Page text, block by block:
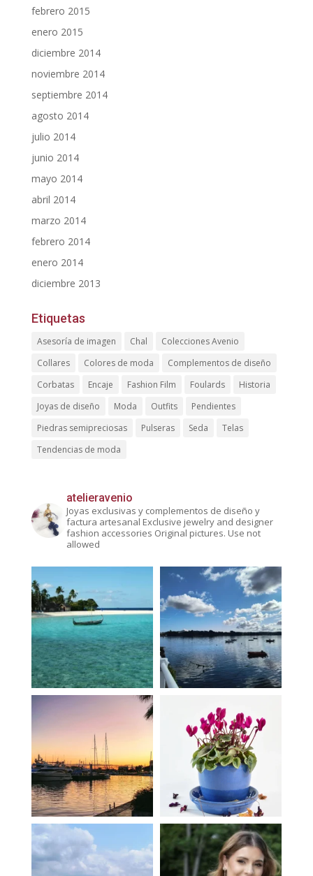
febrero 2015
enero 2015
diciembre 2014
noviembre 2014
septiembre 2014
agosto 2014
julio 2014
junio 2014
mayo 2014
abril 2014
marzo 2014
febrero 2014
enero 2014
diciembre 2013
Etiquetas
Asesoría de imagen Chal
Colecciones Avenio
Collares
Colores de moda
Complementos de diseño
Corbatas
Encaje Fashion Film Foulards
Historia
Joyas de diseño
Moda Outfits
Pendientes
Piedras semipreciosas
Pulseras Seda
Telas
Tendencias de moda
atelieravenio
Joyas exclusivas y complementos de diseño y
factura artesanal Exclusive jewelry and designer
fashion accessories Original pictures. Use not
allowed